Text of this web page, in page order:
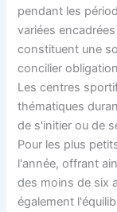
pendant les
variées
constituent une
concilier
Les centres
thématiques
de s'initier ou de
Pour les plus
l'année, offrant
des moins de six
également